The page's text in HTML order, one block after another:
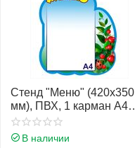
Стенд "Меню" (420х350
мм), ПВХ, 1 карман А4
(плоский)
В наличии